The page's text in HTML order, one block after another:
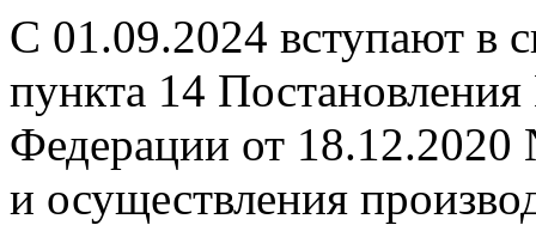
С 01.09.2024 вступают в
пункта 14
Федерации от
и осуществления